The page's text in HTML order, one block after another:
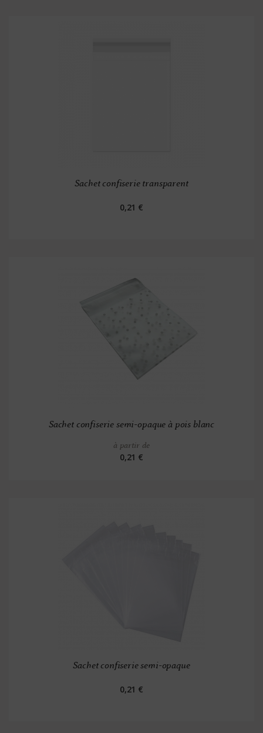
Sachet confiserie transparent
0,21 €
Sachet confiserie semi-opaque à pois blanc
à partir de
0,21 €
Sachet confiserie semi-opaque
0,21 €